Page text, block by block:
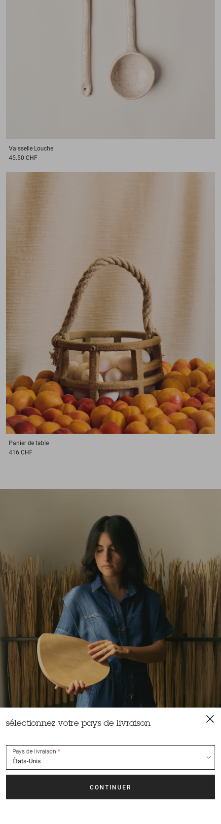
Vaisselle Louche
45.50 CHF
Panier de table
416 CHF
sélectionnez votre pays de livraison
Pays de livraison